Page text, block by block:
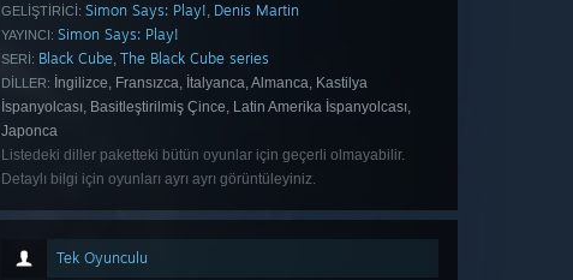
GELIŞTIRICI: Simon Says: Play!, Denis Martin
YAYINCI: Simon Says: Play!
SERI: Black Cube, The Black Cube series
DILLER: İngilizce, Fransızca, İtalyanca, Almanca, Kastilya
İspanyolcası, Basitleştirilmiş Çince, Latin Amerika İspanyolcası,
Japonca
Listedeki diller paketteki bütün oyunlar için geçerli olmayabilir.
Detaylı bilgi için oyunları ayrı ayrı görüntüleyiniz.
Tek Oyunculu